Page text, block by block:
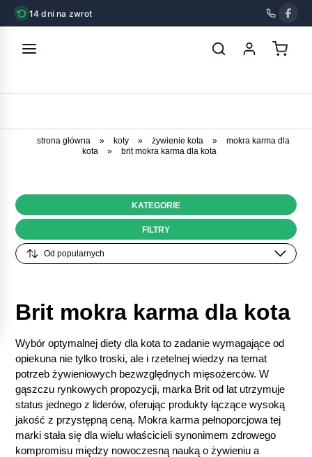
14 dni na zwrot
strona główna » koty » żywienie kota »
mokra karma dla
kota
» brit mokra karma dla kota
KATEGORIE
FILTRY
Brit mokra karma dla kota
Wybór optymalnej diety dla kota to zadanie wymagające od
opiekuna nie tylko troski, ale i rzetelnej wiedzy na temat
potrzeb żywieniowych bezwzględnych mięsożerców. W
gąszczu rynkowych propozycji, marka Brit od lat utrzymuje
status jednego z liderów, oferując produkty łączące wysoką
jakość z przystępną ceną. Mokra karma pełnoporcjowa tej
marki stała się dla wielu właścicieli synonimem zdrowego
kompromisu między nowoczesną nauką o żywieniu a